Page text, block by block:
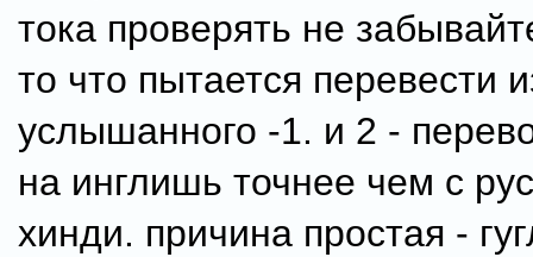
тока проверять не
то что пытается перевести
услышанного -1. и 2 -
на инглишь точнее чем с
хинди. причина простая -